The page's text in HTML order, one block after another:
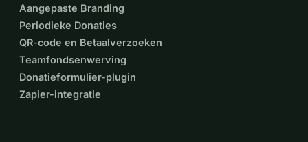
Aangepaste Branding
Periodieke Donaties
QR-code en Betaalverzoeken
Teamfondsenwerving
Donatieformulier-plugin
Zapier-integratie